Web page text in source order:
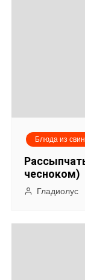
Блюда из
чесноком)
Гладиолус